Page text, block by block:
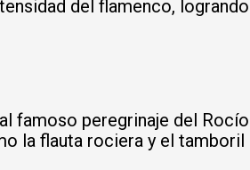
del flamenco,
famoso peregrinaje del
la flauta rociera y el